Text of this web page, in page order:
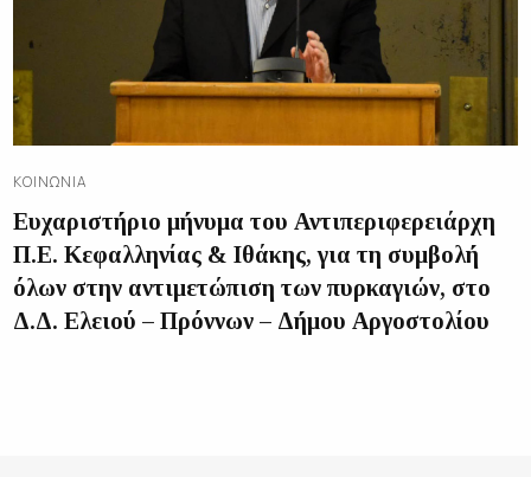
ΚΟΙΝΩΝΊΑ
Ευχαριστήριο μήνυμα του Αντιπεριφερειάρχη
Π.Ε. Κεφαλληνίας & Ιθάκης, για τη συμβολή
όλων στην αντιμετώπιση των πυρκαγιών, στο
Δ.Δ. Ελειού – Πρόννων – Δήμου Αργοστολίου